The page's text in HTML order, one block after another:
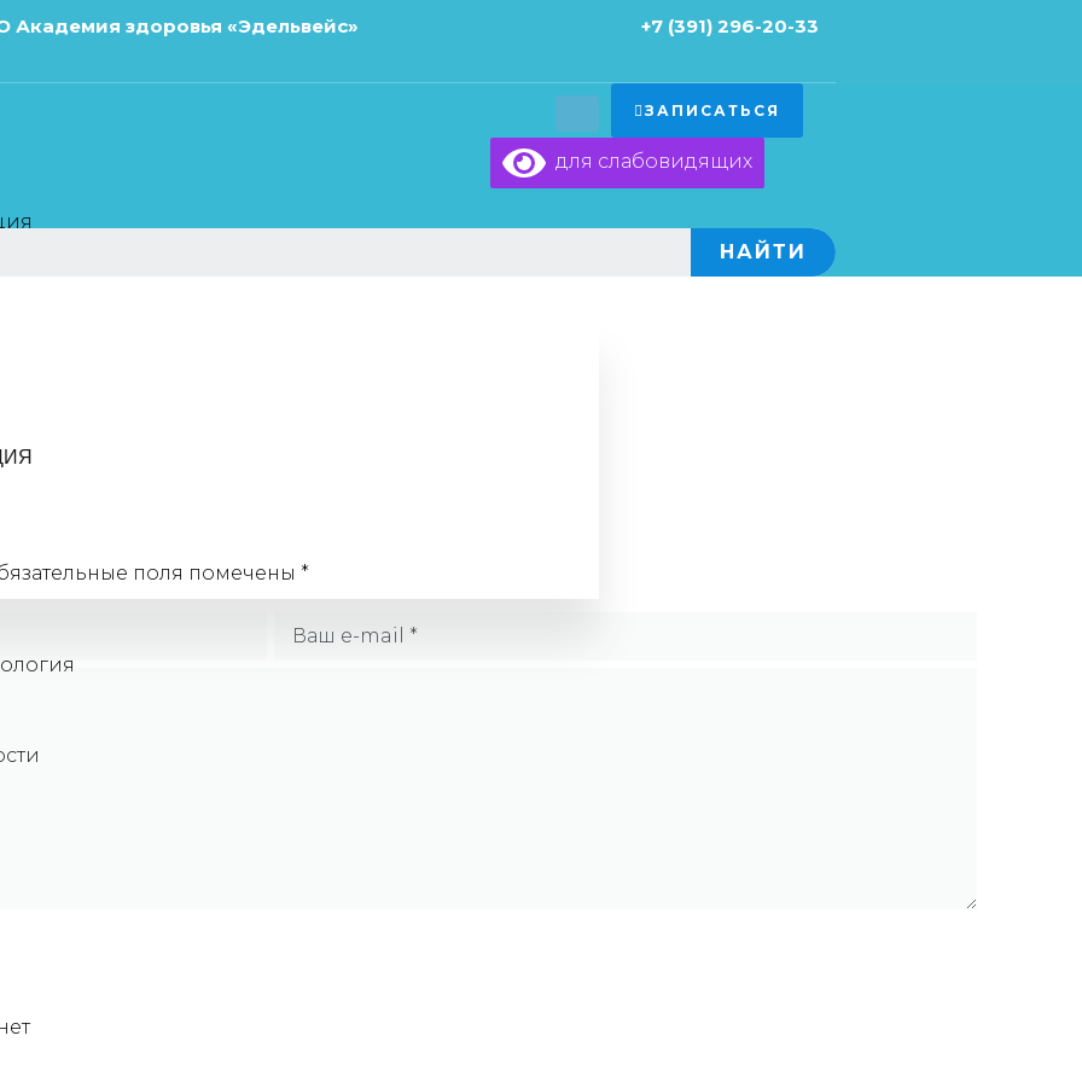
Академия здоровья «Эдельвейс» +7 (391) 296-20-33
ЗАПИСАТЬСЯ
для слабовидящих
НАЙТИ
поля помечены *
×